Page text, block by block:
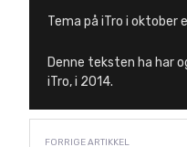
Tema på iTro i oktober
Denne teksten ha har
iTro, i 2014.